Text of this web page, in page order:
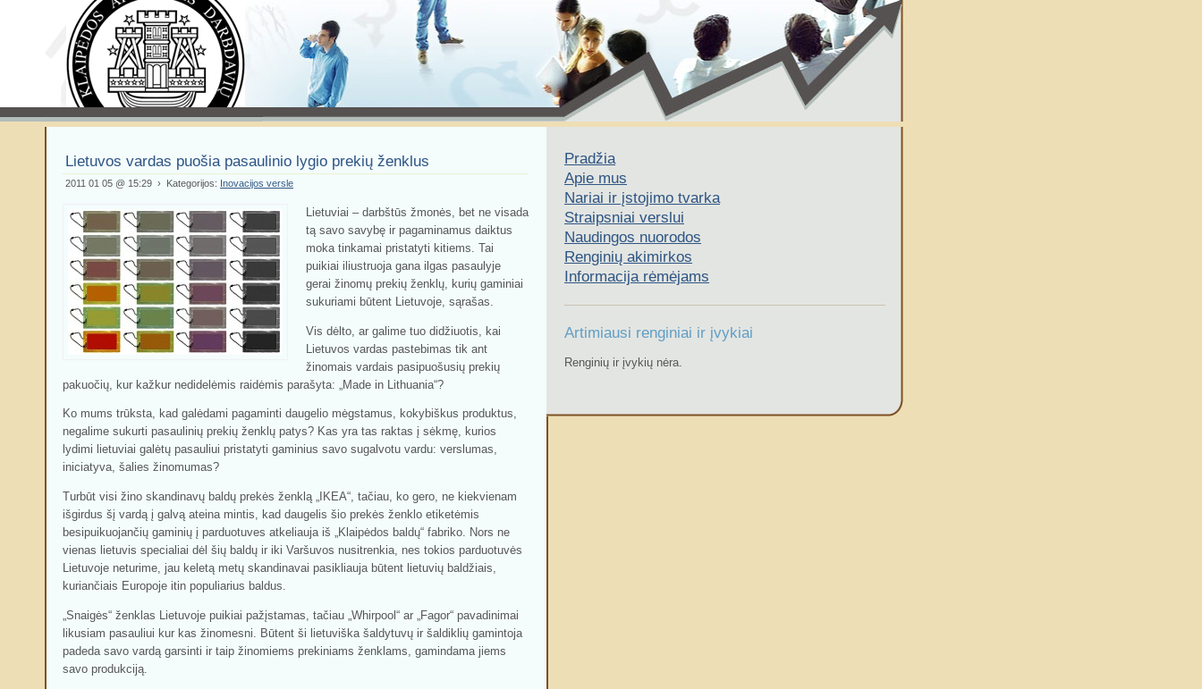
Lietuvos vardas puošia pasaulinio lygio prekių ženklus
2011 01 05 @ 15:29 › Kategorijos: Inovacijos versle
Lietuviai – darbštūs žmonės, bet ne visada
tą savo savybę ir pagaminamus daiktus
moka tinkamai pristatyti kitiems. Tai
puikiai iliustruoja gana ilgas pasaulyje
gerai žinomų prekių ženklų, kurių gaminiai
sukuriami būtent Lietuvoje, sąrašas.
Vis dėlto, ar galime tuo didžiuotis, kai
Lietuvos vardas pastebimas tik ant
žinomais vardais pasipuošusių prekių
pakuočių, kur kažkur nedidelėmis raidėmis parašyta: „Made in Lithuania“?
Ko mums trūksta, kad galėdami pagaminti daugelio mėgstamus, kokybiškus produktus,
negalime sukurti pasaulinių prekių ženklų patys? Kas yra tas raktas į sėkmę, kurios
lydimi lietuviai galėtų pasauliui pristatyti gaminius savo sugalvotu vardu: verslumas,
iniciatyva, šalies žinomumas?
Turbūt visi žino skandinavų baldų prekės ženklą „IKEA“, tačiau, ko gero, ne kiekvienam
išgirdus šį vardą į galvą ateina mintis, kad daugelis šio prekės ženklo etiketėmis
besipuikuojančių gaminių į parduotuves atkeliauja iš „Klaipėdos baldų“ fabriko. Nors ne
vienas lietuvis specialiai dėl šių baldų ir iki Varšuvos nusitrenkia, nes tokios parduotuvės
Lietuvoje neturime, jau keletą metų skandinavai pasikliauja būtent lietuvių baldžiais,
kuriančiais Europoje itin populiarius baldus.
„Snaigės“ ženklas Lietuvoje puikiai pažįstamas, tačiau „Whirpool“ ar „Fagor“ pavadinimai
likusiam pasauliui kur kas žinomesni. Būtent ši lietuviška šaldytuvų ir šaldiklių gamintoja
padeda savo vardą garsinti ir taip žinomiems prekiniams ženklams, gamindama jiems
savo produkciją.
Pradžia
Apie mus
Nariai ir įstojimo tvarka
Straipsniai verslui
Naudingos nuorodos
Renginių akimirkos
Informacija rėmėjams
Artimiausi renginiai ir įvykiai
Renginių ir įvykių nėra.